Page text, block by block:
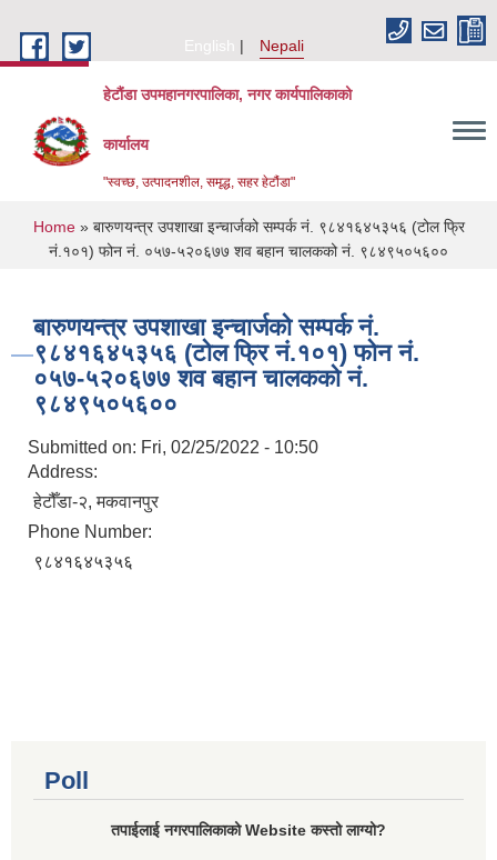
English
Nepali
हेटौंडा उपमहानगरपालिका, नगर कार्यपालिकाको
कार्यालय
"स्वच्छ, उत्पादनशील, समृद्ध, सहर हेटौंडा"
You are here
Home» बारुणयन्त्र उपशाखा इन्चार्जको सम्पर्क नं. ९८४१६४५३५६ (टोल फ्रि
नं.१०१) फोन नं. ०५७-५२०६७७ शव बहान चालकको नं. ९८४९५०५६००
बारुणयन्त्र उपशाखा इन्चार्जको सम्पर्क नं.
९८४१६४५३५६ (टोल फ्रि नं.१०१) फोन नं.
०५७-५२०६७७ शव बहान चालकको नं.
९८४९५०५६००
Submitted on: Fri, 02/25/2022 - 10:50
Address:
हेटौँडा-२, मकवानपुर
Phone Number:
९८४१६४५३५६
Poll
तपाईलाई नगरपालिकाको Website कस्तो लाग्यो?